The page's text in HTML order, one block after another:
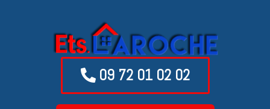
09 72 01 02 02